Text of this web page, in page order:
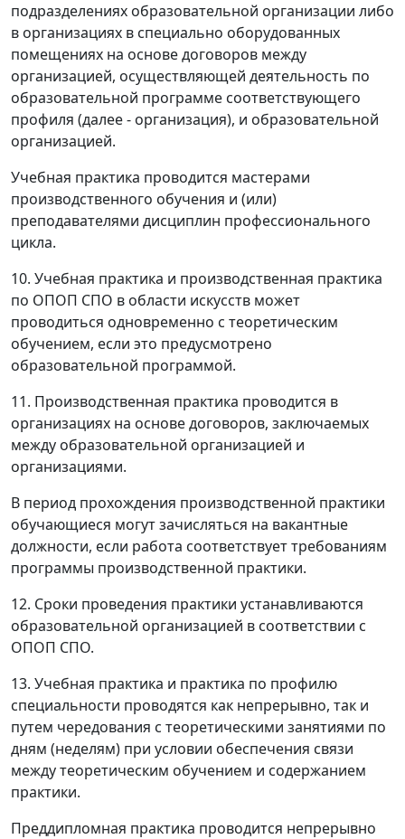
подразделениях образовательной организации либо
в организациях в специально оборудованных
помещениях на основе договоров между
организацией, осуществляющей деятельность по
образовательной программе соответствующего
профиля (далее - организация), и образовательной
организацией.
Учебная практика проводится мастерами
производственного обучения и (или)
преподавателями дисциплин профессионального
цикла.
10. Учебная практика и производственная практика
по ОПОП СПО в области искусств может
проводиться одновременно с теоретическим
обучением, если это предусмотрено
образовательной программой.
11. Производственная практика проводится в
организациях на основе договоров, заключаемых
между образовательной организацией и
организациями.
В период прохождения производственной практики
обучающиеся могут зачисляться на вакантные
должности, если работа соответствует требованиям
программы производственной практики.
12. Сроки проведения практики устанавливаются
образовательной организацией в соответствии с
ОПОП СПО.
13. Учебная практика и практика по профилю
специальности проводятся как непрерывно, так и
путем чередования с теоретическими занятиями по
дням (неделям) при условии обеспечения связи
между теоретическим обучением и содержанием
практики.
Преддипломная практика проводится непрерывно